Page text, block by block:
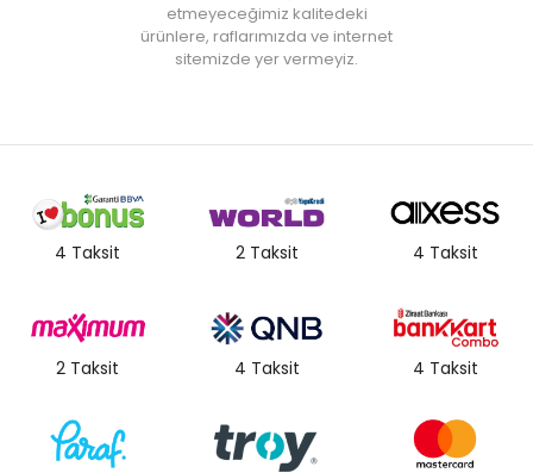
etmeyeceğimiz kalitedeki
ürünlere, raflarımızda ve internet
sitemizde yer vermeyiz.
4 Taksit 2 Taksit 4 Taksit
2 Taksit 4 Taksit 4 Taksit